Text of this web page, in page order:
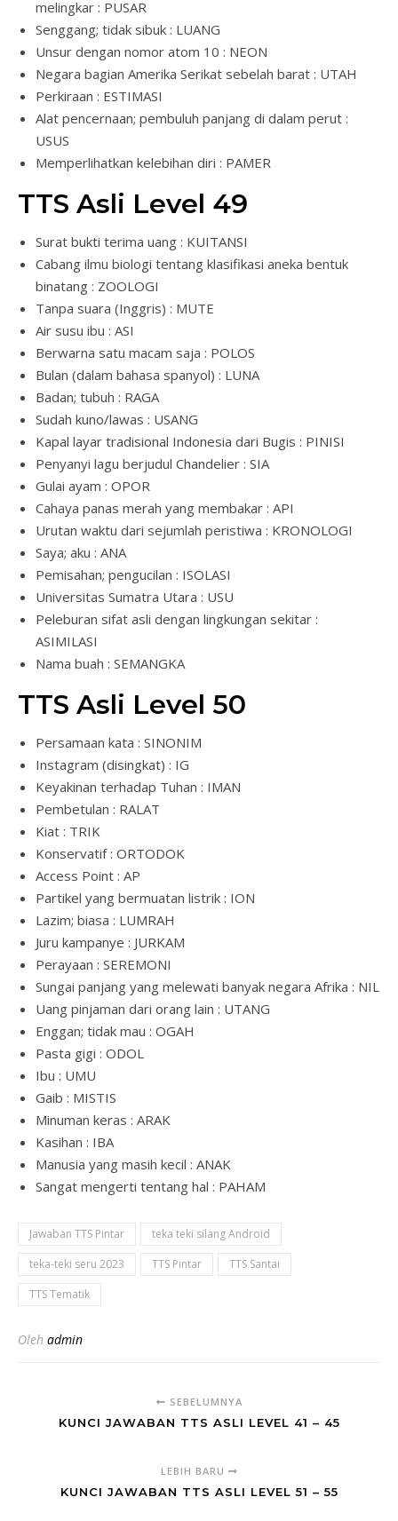
melingkar : PUSAR
Senggang; tidak sibuk : LUANG
Unsur dengan nomor atom 10 : NEON
Negara bagian Amerika Serikat sebelah barat : UTAH
Perkiraan : ESTIMASI
Alat pencernaan; pembuluh panjang di dalam perut :
USUS
Memperlihatkan kelebihan diri : PAMER
TTS Asli Level 49
Surat bukti terima uang : KUITANSI
Cabang ilmu biologi tentang klasifikasi aneka bentuk
binatang : ZOOLOGI
Tanpa suara (Inggris) : MUTE
Air susu ibu : ASI
Berwarna satu macam saja : POLOS
Bulan (dalam bahasa spanyol) : LUNA
Badan; tubuh : RAGA
Sudah kuno/lawas : USANG
Kapal layar tradisional Indonesia dari Bugis : PINISI
Penyanyi lagu berjudul Chandelier : SIA
Gulai ayam : OPOR
Cahaya panas merah yang membakar : API
Urutan waktu dari sejumlah peristiwa : KRONOLOGI
Saya; aku : ANA
Pemisahan; pengucilan : ISOLASI
Universitas Sumatra Utara : USU
Peleburan sifat asli dengan lingkungan sekitar :
ASIMILASI
Nama buah : SEMANGKA
TTS Asli Level 50
Persamaan kata : SINONIM
Instagram (disingkat) : IG
Keyakinan terhadap Tuhan : IMAN
Pembetulan : RALAT
Kiat : TRIK
Konservatif : ORTODOK
Access Point : AP
Partikel yang bermuatan listrik : ION
Lazim; biasa : LUMRAH
Juru kampanye : JURKAM
Perayaan : SEREMONI
Sungai panjang yang melewati banyak negara Afrika : NIL
Uang pinjaman dari orang lain : UTANG
Enggan; tidak mau : OGAH
Pasta gigi : ODOL
Ibu : UMU
Gaib : MISTIS
Minuman keras : ARAK
Kasihan : IBA
Manusia yang masih kecil : ANAK
Sangat mengerti tentang hal : PAHAM
Jawaban TTS Pintar
teka teki silang Android
teka-teki seru 2023
TTS Pintar
TTS Santai
TTS Tematik
Oleh admin
SEBELUMNYA
KUNCI JAWABAN TTS ASLI LEVEL 41 – 45
LEBIH BARU
KUNCI JAWABAN TTS ASLI LEVEL 51 – 55